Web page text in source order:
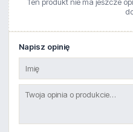
Napisz opinię